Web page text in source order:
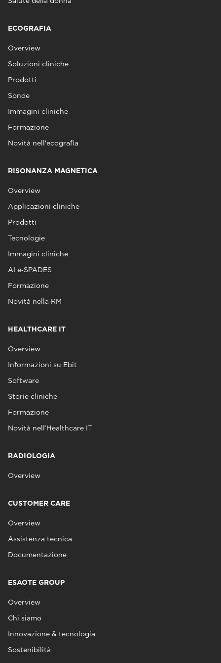
ECOGRAFIA
Overview
Soluzioni cliniche
Prodotti
Sonde
Immagini cliniche
Formazione
Novità nell'ecografia
RISONANZA MAGNETICA
Overview
Applicazioni cliniche
Prodotti
Tecnologie
Immagini cliniche
AI e‑SPADES
Formazione
Novità nella RM
HEALTHCARE IT
Overview
Informazioni su Ebit
Software
Storie cliniche
Formazione
Novità nell’Healthcare IT
RADIOLOGIA
Overview
CUSTOMER CARE
Overview
Assistenza tecnica
Documentazione
ESAOTE GROUP
Overview
Chi siamo
Innovazione & tecnologia
Sostenibilità